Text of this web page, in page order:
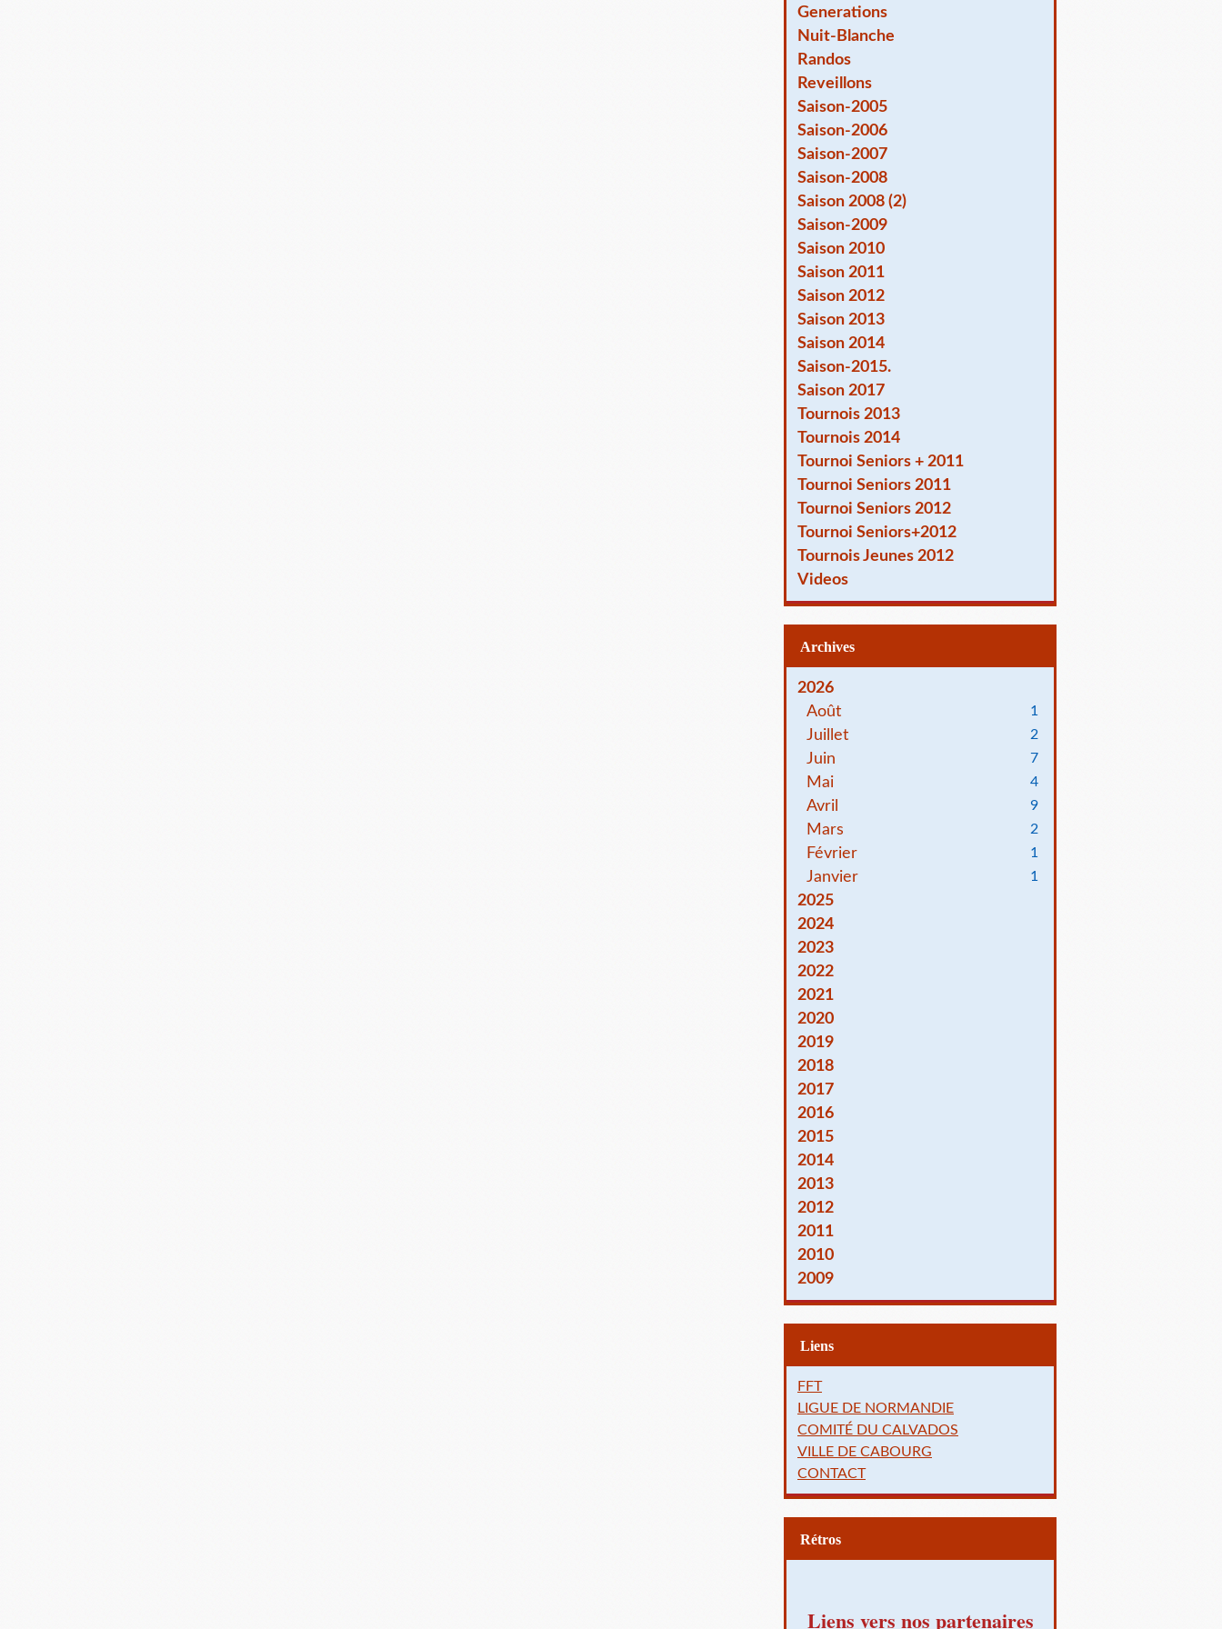
Generations
Nuit-Blanche
Randos
Reveillons
Saison-2005
Saison-2006
Saison-2007
Saison-2008
Saison 2008 (2)
Saison-2009
Saison 2010
Saison 2011
Saison 2012
Saison 2013
Saison 2014
Saison-2015.
Saison 2017
Tournois 2013
Tournois 2014
Tournoi Seniors + 2011
Tournoi Seniors 2011
Tournoi Seniors 2012
Tournoi Seniors+2012
Tournois Jeunes 2012
Videos
Archives
2026
Août
1
Juillet 2
Juin 7
Mai 4
Avril 9
Mars 2
Février 1
Janvier 1
2025
2024
2023
2022
2021
2020
2019
2018
2017
2016
2015
2014
2013
2012
2011
2010
2009
Liens
FFT
LIGUE DE NORMANDIE
COMITÉ DU CALVADOS
VILLE DE CABOURG
CONTACT
Rétros
Liens vers nos partenaires